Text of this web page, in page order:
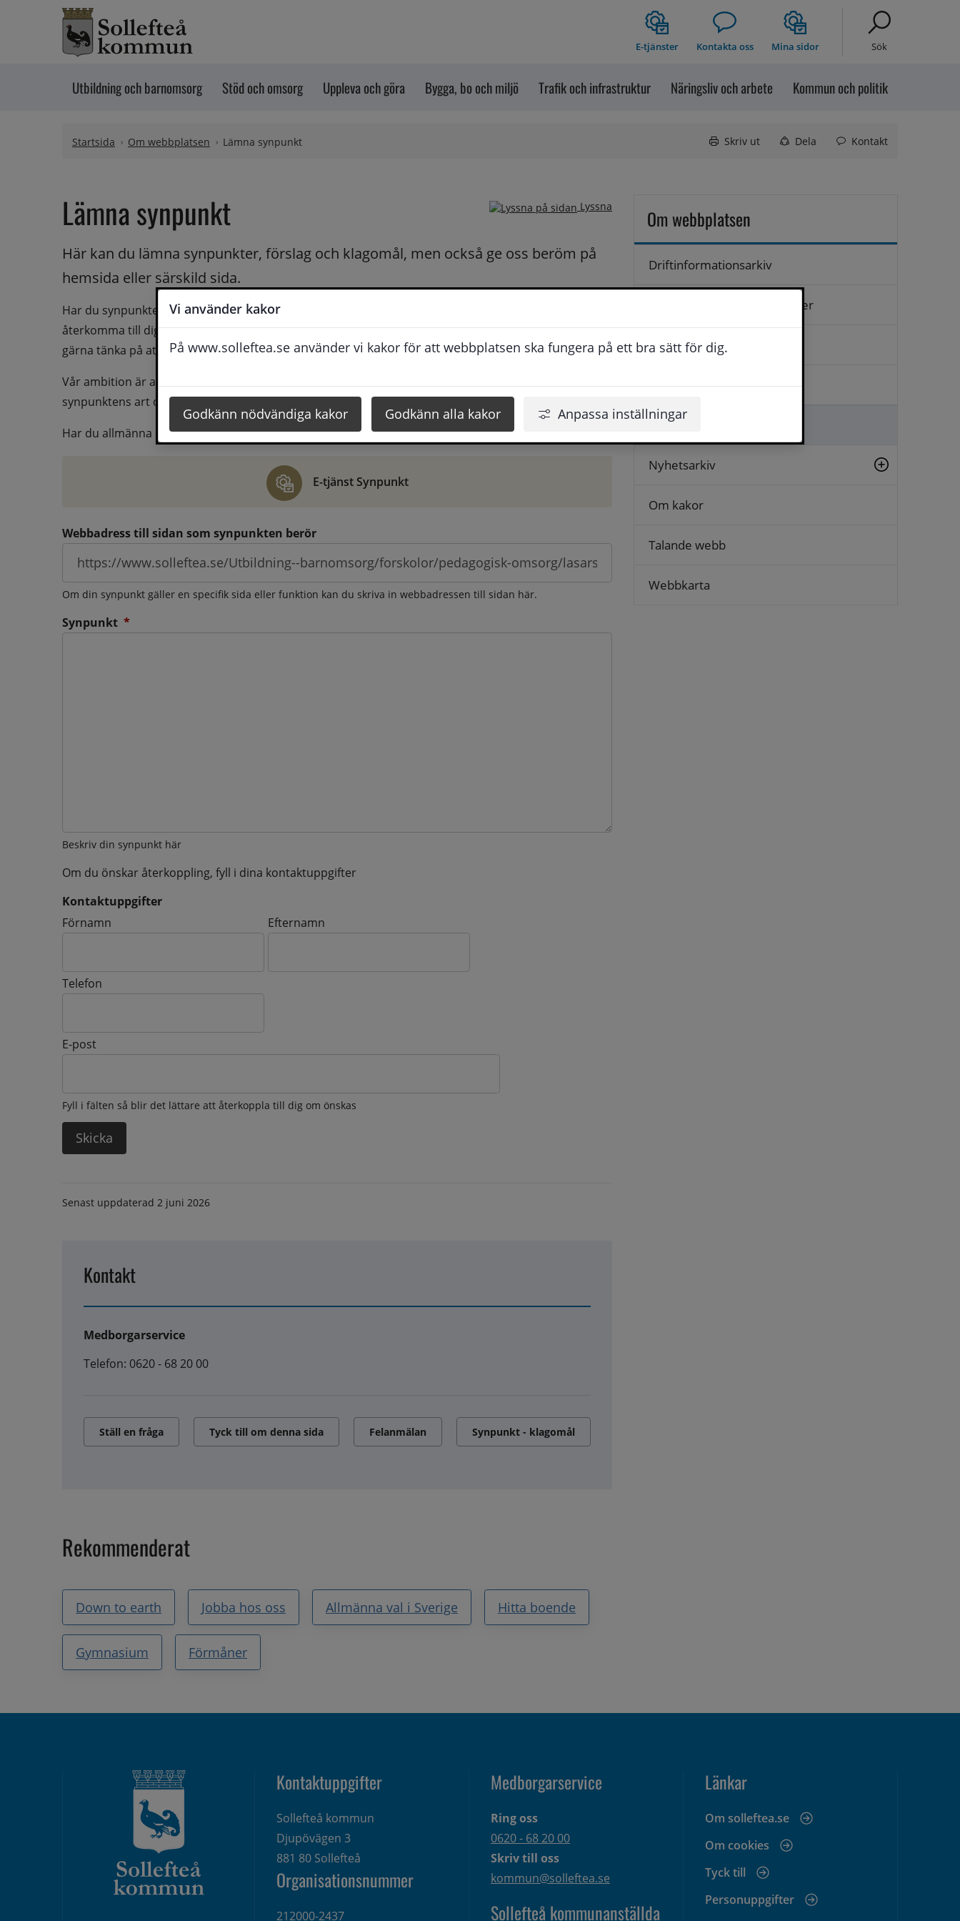
Vi använder kakor
På www.solleftea.se använder vi kakor för att webbplatsen ska fungera på ett bra sätt för dig.
Godkänn nödvändiga kakor Godkänn alla kakor Anpassa inställningar
Hoppa till innehåll
E-tjänster Kontakta oss Mina sidor Sök
Utbildning och barnomsorg Stöd och omsorg Uppleva och göra Bygga, bo och miljö Trafik och infrastruktur Näringsliv och arbete Kommun och politik
Startsida Om webbplatsen Lämna synpunkt Skriv ut Dela Kontakt
Lyssna
Lämna synpunkt
Här kan du lämna synpunkter, förslag och klagomål, men också ge oss beröm på
hemsida eller särskild sida.
Har du synpunkter på webbplatsen kan du skicka in dem via formuläret nedanför. Vill du att vi ska
återkomma till dig behöver du även fylla i dina kontaktuppgifter. När du skriver in din synpunkt får du
gärna tänka på att vara så tydlig som möjligt för att vi ska kunna hjälpa dig bättre.
Vår ambition är att besvara synpunkter så snart som möjligt, men svarstiden beror givetvis på
synpunktens art och omfång.
Har du allmänna synpunkter, klagomål eller beröm gör du det via e-tjänsten Synpunkt
E-tjänst Synpunkt
Webbadress till sidan som synpunkten berör
Om din synpunkt gäller en specifik sida eller funktion kan du skriva in webbadressen till sidan här.
Synpunkt *
Beskriv din synpunkt här
Om du önskar återkoppling, fyll i dina kontaktuppgifter
Kontaktuppgifter
Kontaktuppgifter
Förnamn Efternamn
Telefon
E-post
Fyll i fälten så blir det lättare att återkoppla till dig om önskas
Senast uppdaterad 2 juni 2026
Kontakt
Medborgarservice
Telefon: 0620 - 68 20 00
Ställ en fråga Tyck till om denna sida Felanmälan Synpunkt - klagomål
Rekommenderat
Down to earth Jobba hos oss Allmänna val i Sverige Hitta boende
Gymnasium Förmåner
Om webbplatsen
Driftinformationsarkiv
Hantering av personuppgifter
Kontakta oss
Logga in
Lämna synpunkt
Nyhetsarkiv
Om kakor
Talande webb
Webbkarta
Kontaktuppgifter
Sollefteå kommun
Djupövägen 3
881 80 Sollefteå
Organisationsnummer
212000-2437
Medborgarservice
Ring oss
0620 - 68 20 00
Skriv till oss
kommun@solleftea.se
Sollefteå kommunanställda
Länkar
Om solleftea.se
Om cookies
Tyck till
Personuppgifter